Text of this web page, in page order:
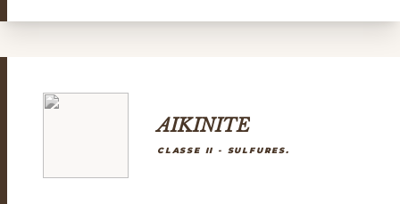
AIKINITE
CLASSE II - SULFURES.